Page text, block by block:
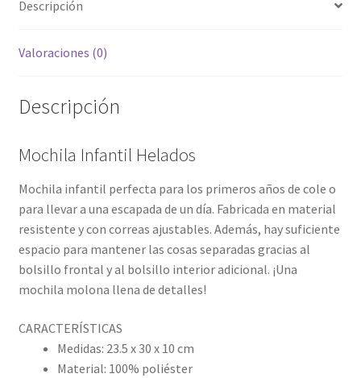
Descripción
Valoraciones (0)
Descripción
Mochila Infantil Helados
Mochila infantil perfecta para los primeros años de cole o
para llevar a una escapada de un día. Fabricada en material
resistente y con correas ajustables. Además, hay suficiente
espacio para mantener las cosas separadas gracias al
bolsillo frontal y al bolsillo interior adicional. ¡Una
mochila molona llena de detalles!
CARACTERÍSTICAS
Medidas: 23.5 x 30 x 10 cm
Material: 100% poliéster